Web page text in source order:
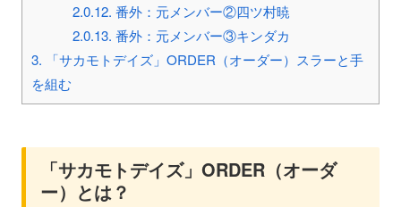
2.0.12. 番外：元メンバー②四ツ村暁
2.0.13. 番外：元メンバー③キンダカ
3. 「サカモトデイズ」ORDER（オーダー）スラーと手
を組む
「サカモトデイズ」ORDER（オーダ
ー）とは？